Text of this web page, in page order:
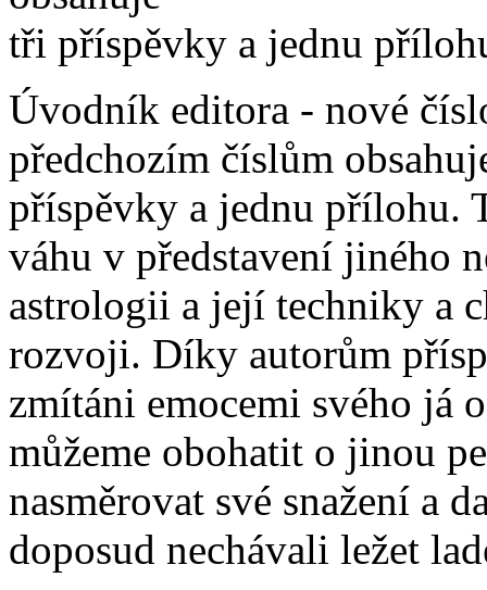
tři příspěvky a jednu
Úvodník editora - nové
předchozím číslům
příspěvky a jednu přílohu.
váhu v představení jiného
astrologii a její techniky a
rozvoji. Díky autorům
zmítáni emocemi svého já
můžeme obohatit o jinou
nasměrovat své snažení a
doposud nechávali ležet